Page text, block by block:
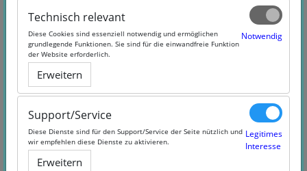
Einführung in die Datenanalyse
mit Excel
Technisch relevant
Diese Cookies sind essenziell notwendig und ermöglichen
grundlegende Funktionen. Sie sind für die einwandfreie Funktion
der Website erforderlich.
Notwendig
Erweitern
Support/Service
Diese Dienste sind für den Support/Service der Seite nützlich und
wir empfehlen diese Dienste zu aktivieren.
Legitimes
Interesse
Erweitern
Technisch relevant
Diese Cookies sind essenziell notwendig und ermöglichen
grundlegende Funktionen. Sie sind für die einwandfreie Funktion
der Website erforderlich.
Notwendig
Erweitern
Support/Service
Diese Dienste sind für den Support/Service der Seite nützlich und
wir empfehlen diese Dienste zu aktivieren.
Legitimes
Interesse
Erweitern